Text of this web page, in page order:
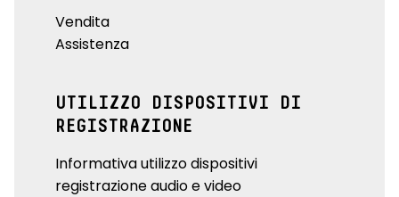
Vendita
Assistenza
UTILIZZO DISPOSITIVI DI
REGISTRAZIONE
Informativa utilizzo dispositivi
registrazione audio e video